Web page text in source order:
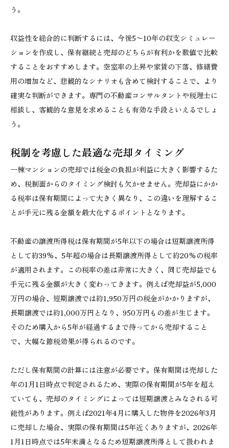
う。
収益性を総合的に判断するには、今後5〜10年の収支シミュレー
ションを作成し、保有継続と売却のどちらが有利かを数値で比較
することをおすすめします。空室率の上昇や家賃の下落、修繕費
用の増加など、悲観的なシナリオも含めて検討することで、より
確実な判断ができます。専門の不動産コンサルタントや税理士に
相談し、客観的な意見を求めることも有効な手段といえるでしょ
う。
税制を考慮した最適な売却タイミング
一棟マンションの売却では税金の負担が利益に大きく影響するた
め、税制面からのタイミング検討も欠かせません。売却益にかか
る税率は保有期間によって大きく異なり、この違いを理解するこ
とが手元に残る金額を最大化するポイントとなります。
不動産の譲渡所得税は保有期間が5年以下の場合は短期譲渡所得
として約39%、5年超の場合は長期譲渡所得として約20%の税率
が適用されます。この税率の差は非常に大きく、同じ売却益でも
手元に残る金額が大きく変わってきます。例えば売却益が5,000
万円の場合、短期譲渡では約1,950万円の税金がかかりますが、
長期譲渡では約1,000万円となり、950万円もの差が生じます。
そのため購入から5年が経過するまで待ってから売却すること
で、大幅な節税効果が得られるのです。
ただし保有期間の計算には注意が必要です。保有期間は売却した
年の1月1日時点で判定されるため、実際の保有期間が5年を超え
ていても、売却のタイミングによっては短期譲渡とみなされる可
能性があります。例えば2021年4月に購入した物件を2026年3月
に売却した場合、実際の保有期間は5年近くありますが、2026年
1月1日時点では5年未満となるため短期譲渡所得として扱われま